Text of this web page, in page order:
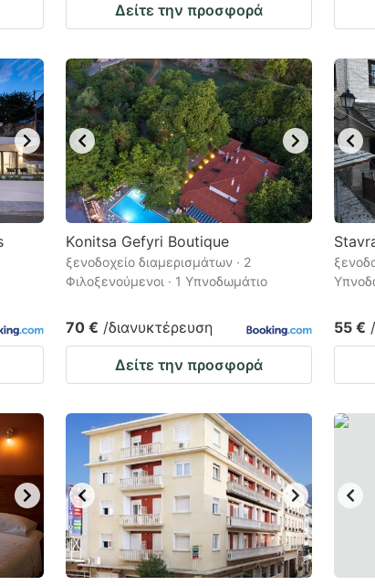
Δείτε την προσφορά
Κonitsa Gefyri Βoutique
ξενοδοχείο διαμερισμάτων · 2
Φιλοξενούμενοι · 1 Υπνοδωμάτιο
70 € /διανυκτέρευση
Δείτε την προσφορά
55 €